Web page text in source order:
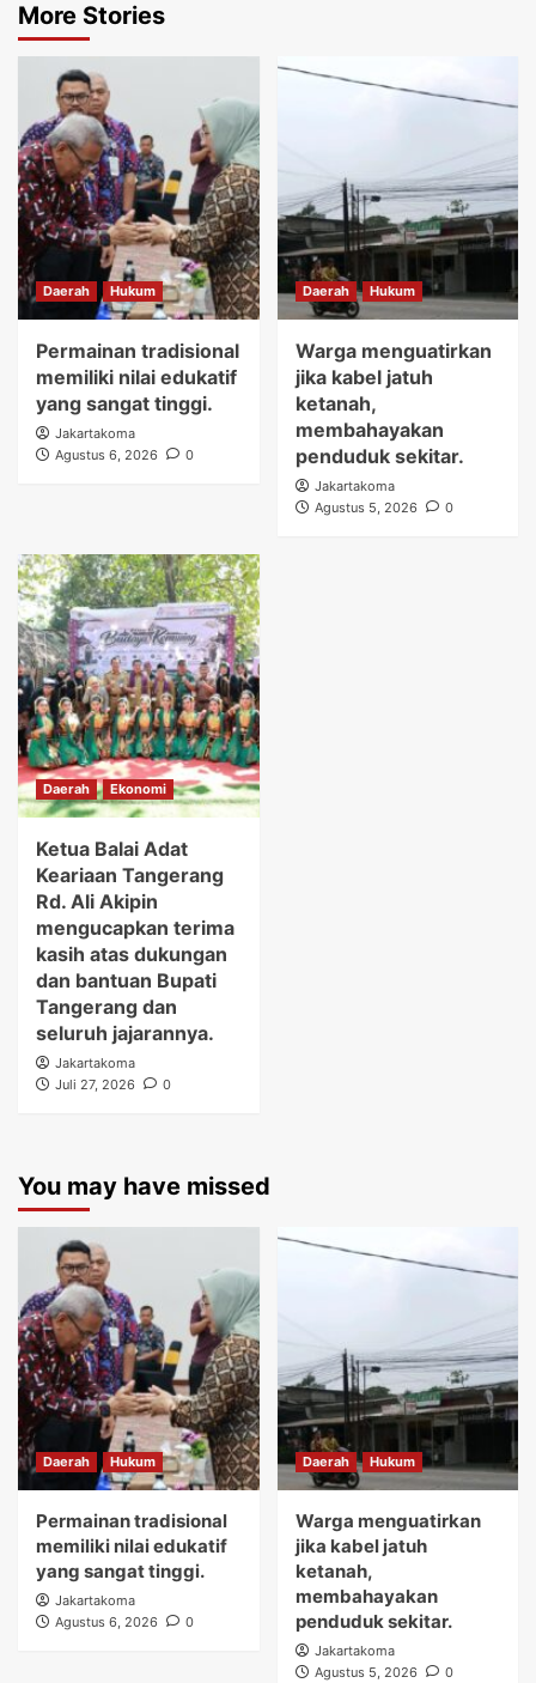
More Stories
Daerah Hukum
Permainan tradisional
memiliki nilai edukatif
yang sangat tinggi.
Jakartakoma
Agustus 6, 2026
0
Daerah Hukum
Warga menguatirkan
jika kabel jatuh
ketanah,
membahayakan
penduduk sekitar.
Jakartakoma
Agustus 5, 2026
0
Daerah Ekonomi
Ketua Balai Adat
Keariaan Tangerang
Rd. Ali Akipin
mengucapkan terima
kasih atas dukungan
dan bantuan Bupati
Tangerang dan
seluruh jajarannya.
Jakartakoma
Juli 27, 2026
0
You may have missed
Daerah Hukum
Permainan tradisional
memiliki nilai edukatif
yang sangat tinggi.
Jakartakoma
Agustus 6, 2026
0
Daerah Hukum
Warga menguatirkan
jika kabel jatuh
ketanah,
membahayakan
penduduk sekitar.
Jakartakoma
Agustus 5, 2026
0